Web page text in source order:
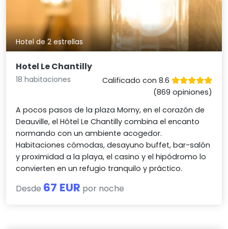
Hotel de 2 estrellas
Hotel Le Chantilly
18 habitaciones
Calificado con 8.6
(869 opiniones)
A pocos pasos de la plaza Morny, en el corazón de
Deauville, el Hôtel Le Chantilly combina el encanto
normando con un ambiente acogedor.
Habitaciones cómodas, desayuno buffet, bar-salón
y proximidad a la playa, el casino y el hipódromo lo
convierten en un refugio tranquilo y práctico.
Desde 67 EUR por noche